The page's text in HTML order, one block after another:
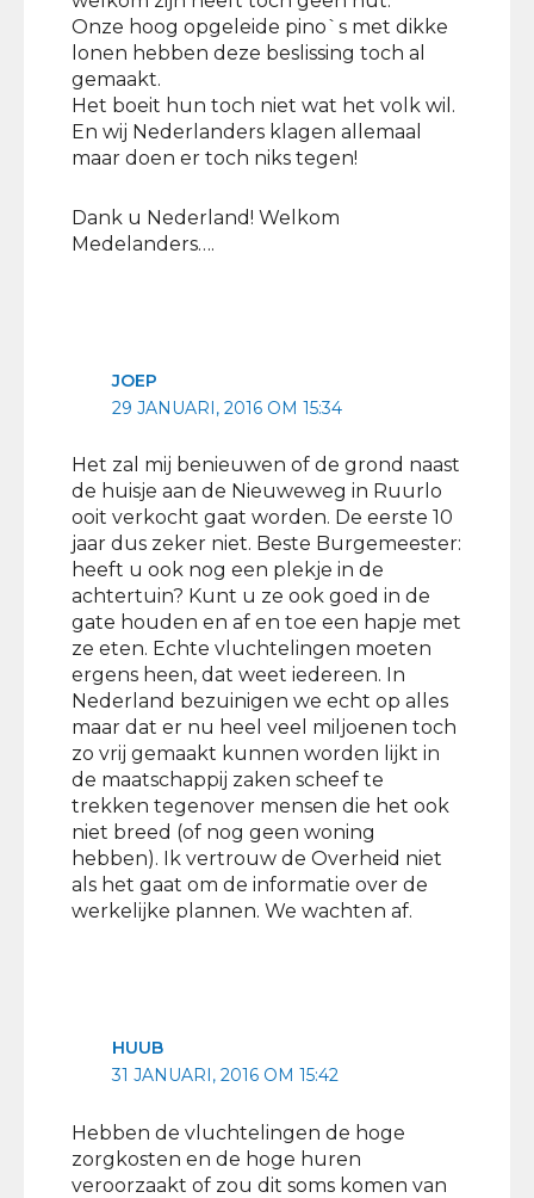
Onze hoog opgeleide pino`s met dikke
lonen hebben deze beslissing toch al
gemaakt.
Het boeit hun toch niet wat het volk wil.
En wij Nederlanders klagen allemaal
maar doen er toch niks tegen!
Dank u Nederland! Welkom
Medelanders….
JOEP
29 JANUARI, 2016 OM 15:34
Het zal mij benieuwen of de grond naast
de huisje aan de Nieuweweg in Ruurlo
ooit verkocht gaat worden. De eerste 10
jaar dus zeker niet. Beste Burgemeester:
heeft u ook nog een plekje in de
achtertuin? Kunt u ze ook goed in de
gate houden en af en toe een hapje met
ze eten. Echte vluchtelingen moeten
ergens heen, dat weet iedereen. In
Nederland bezuinigen we echt op alles
maar dat er nu heel veel miljoenen toch
zo vrij gemaakt kunnen worden lijkt in
de maatschappij zaken scheef te
trekken tegenover mensen die het ook
niet breed (of nog geen woning
hebben). Ik vertrouw de Overheid niet
als het gaat om de informatie over de
werkelijke plannen. We wachten af.
HUUB
31 JANUARI, 2016 OM 15:42
Hebben de vluchtelingen de hoge
zorgkosten en de hoge huren
veroorzaakt of zou dit soms komen van